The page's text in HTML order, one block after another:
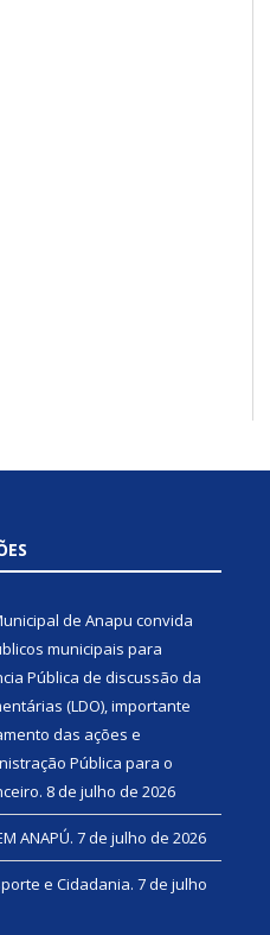
de Anapu convida
municipais para
Pública de discussão da
(LDO), importante
das ações e
Pública para o
8 de julho de 2026
ANAPÚ. 7 de julho de 2026
e Cidadania. 7 de julho